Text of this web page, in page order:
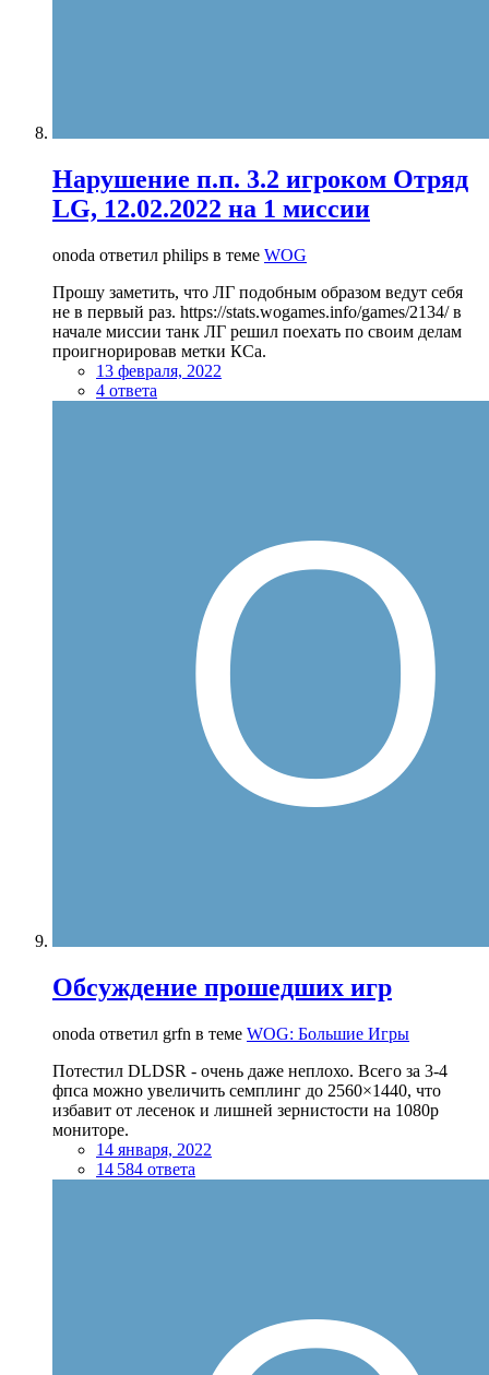
Нарушение п.п. 3.2 игроком Отряд
LG, 12.02.2022 на 1 миссии
onoda ответил philips в теме WOG
Прошу заметить, что ЛГ подобным образом ведут себя
не в первый раз. https://stats.wogames.info/games/2134/ в
начале миссии танк ЛГ решил поехать по своим делам
проигнорировав метки КСа.
13 февраля, 2022
4 ответа
Обсуждение прошедших игр
onoda ответил grfn в теме WOG: Большие Игры
Потестил DLDSR - очень даже неплохо. Всего за 3-4
фпса можно увеличить семплинг до 2560×1440, что
избавит от лесенок и лишней зернистости на 1080р
мониторе.
14 января, 2022
14 584 ответа